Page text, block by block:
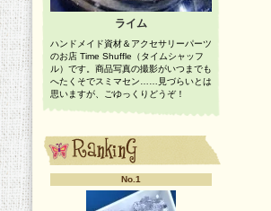
ライム
ハンドメイド資材＆アクセサリーパーツ
のお店 Time Shuffle（タイムシャッフ
ル）です。商品写真の撮影がいつまでも
へたくそでスミマセン……見づらいとは
思いますが、ごゆっくりどうぞ！
No.1